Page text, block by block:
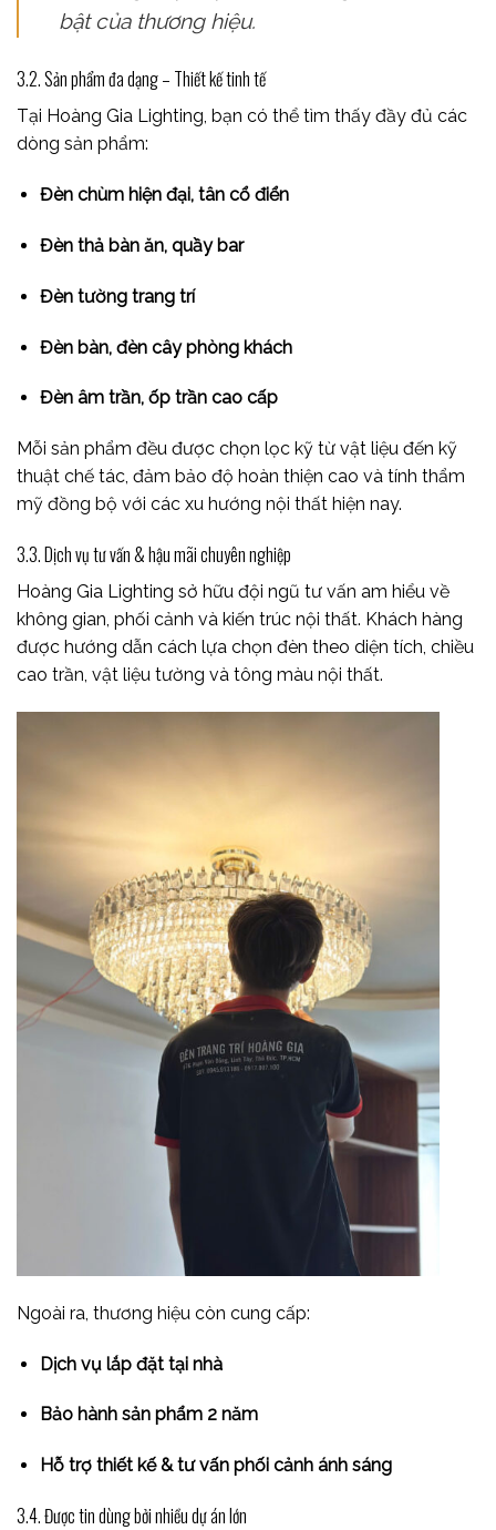
bật của thương hiệu.
3.2. Sản phẩm đa dạng – Thiết kế tinh tế
Tại Hoàng Gia Lighting, bạn có thể tìm thấy đầy đủ các
dòng sản phẩm:
Đèn chùm hiện đại, tân cổ điển
Đèn thả bàn ăn, quầy bar
Đèn tường trang trí
Đèn bàn, đèn cây phòng khách
Đèn âm trần, ốp trần cao cấp
Mỗi sản phẩm đều được chọn lọc kỹ từ vật liệu đến kỹ
thuật chế tác, đảm bảo độ hoàn thiện cao và tính thẩm
mỹ đồng bộ với các xu hướng nội thất hiện nay.
3.3. Dịch vụ tư vấn & hậu mãi chuyên nghiệp
Hoàng Gia Lighting sở hữu đội ngũ tư vấn am hiểu về
không gian, phối cảnh và kiến trúc nội thất. Khách hàng
được hướng dẫn cách lựa chọn đèn theo diện tích, chiều
cao trần, vật liệu tường và tông màu nội thất.
Ngoài ra, thương hiệu còn cung cấp:
Dịch vụ lắp đặt tại nhà
Bảo hành sản phẩm 2 năm
Hỗ trợ thiết kế & tư vấn phối cảnh ánh sáng
3.4. Được tin dùng bởi nhiều dự án lớn